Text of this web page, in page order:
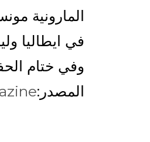
المارونية
في ايطاليا
وفي ختام
المصدر: